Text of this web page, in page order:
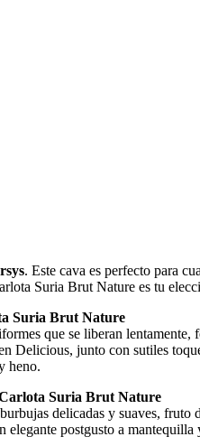
. Este cava es perfecto para
Suria Brut Nature es tu
Suria Brut Nature
que se liberan lentamente,
junto con sutiles
heno.
Suria Brut Nature
delicadas y suaves, fruto
postgusto a